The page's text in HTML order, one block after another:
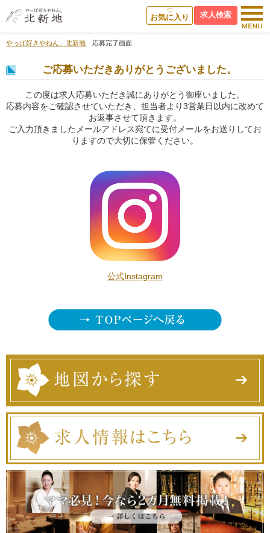
求人検索
お気に入り
やっぱ好きやねん。北新地 応募完了画面
ご応募いただきありがとうございました。
この度は求人応募いただき誠にありがとう御座いました。
応募内容をご確認させていただき、担当者より3営業日以内に改めて
お返事させて頂きます。
ご入力頂きましたメールアドレス宛てに受付メールをお送りしてお
りますので大切に保管ください。
公式Instagram